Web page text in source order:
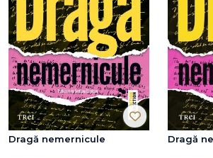
Dragă nemernicule Dragă